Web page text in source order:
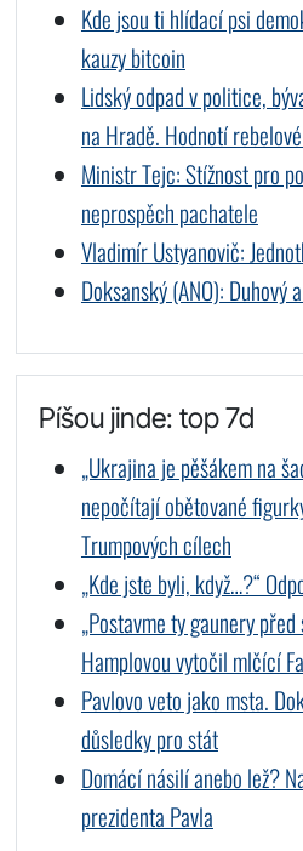
Kde jsou ti hlídací psi
kauzy bitcoin
Lidský odpad v politice,
na Hradě. Hodnotí
Ministr Tejc: Stížnost pro
neprospěch pachatele
Vladimír Ustyanovič:
Doksanský (ANO): Duhový
Píšou jinde: top 7d
„Ukrajina je pěšákem na
nepočítají obětované
Trumpových cílech
„Kde jste byli, když…?“
„Postavme ty gaunery
Hamplovou vytočil mlčící
Pavlovo veto jako msta.
důsledky pro stát
Domácí násilí anebo lež?
prezidenta Pavla